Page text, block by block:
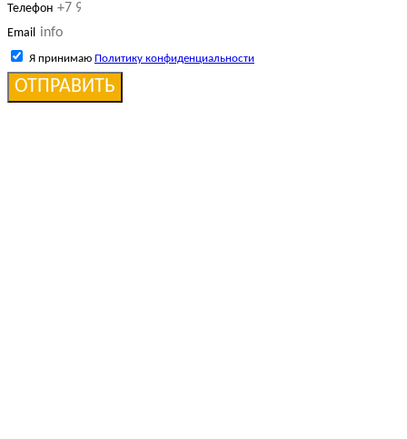
Телефон
Email
Я принимаю Политику конфиденциальности
ОТПРАВИТЬ